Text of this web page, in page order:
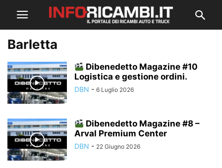
Barletta
Dibenedetto Magazine #10
Logistica e gestione ordini.
DBN - 6 Luglio 2026
Dibenedetto Magazine #8 –
Arval Premium Center
DBN - 22 Giugno 2026